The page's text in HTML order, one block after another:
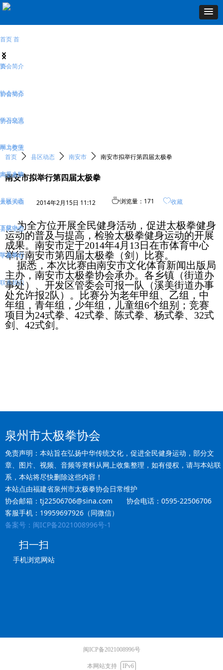
首页首
页
协会简介
协会简介
协会动态
协会动态
学习交流
学习交流
网上教学
网上教学
太极人物
太极人物
县区动态
县区动态
下载中心
下载中心
联系我们
联系我们
넳
넲
南安市拟举行第四届太极拳
首页 ꄲ 县区动态 ꄲ 南安市 ꄲ 南安市拟举行第四届太极拳
为全方位开展全民健身活动，促进太极拳健身
运动的普及与提高，检验太极拳健身运动的开展
成果。南安市定于2014年4月13日在市体育中心
举行南安市第四届太极拳（剑）比赛。
据悉，本次比赛由南安市文化体育新闻出版局
主办，南安市太极拳协会承办。各乡镇（街道办
事处）、开发区管委会可报一队（溪美街道办事
处允许报2队）。比赛分为老年甲组、乙组，中
年组，青年组，少年组，儿童组6个组别；竞赛
项目为24式拳、42式拳、陈式拳、杨式拳、32式
剑、42式剑。
2014年2月15日 11:12 ꄘ浏览量： 171 ꄀ收藏
泉州市太极拳协会
免责声明：本站旨在弘扬中华传统文化，促进全民健身运动，部分文
章、图片、视频、音频等资料从网上收集整理，如有侵权，请与本站联
系，本站将尽快删除这些内容！
本站点由福建省泉州市太极拳协会日常维护
协会邮箱：tj22506706@sina.com 协会电话：0595-22506706
客服手机：19959697926（同微信）
备案号：闽ICP备2021008996号-1
扫一扫
手机浏览网站
闽ICP备2021008996号
本网站支持 IPv6